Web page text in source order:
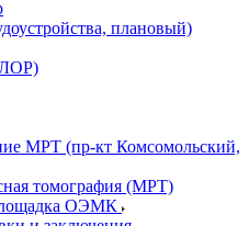
плановый)
МРТ (пр-кт Комсомольский,
томография (МРТ)
ОЭМК